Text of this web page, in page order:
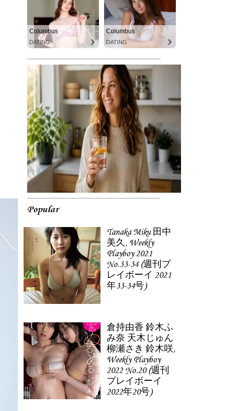
Columbus
DATING
Columbus
DATING
Popular
Tanaka Miku 田中
美久, Weekly
Playboy 2021
No.33-34 (週刊プ
レイボーイ 2021
年33-34号)
倉持由香 鈴木ふ
み奈 天木じゅん
柳瀬さき 鈴木咲,
Weekly Playboy
2022 No.20 (週刊
プレイボーイ
2022年20号)